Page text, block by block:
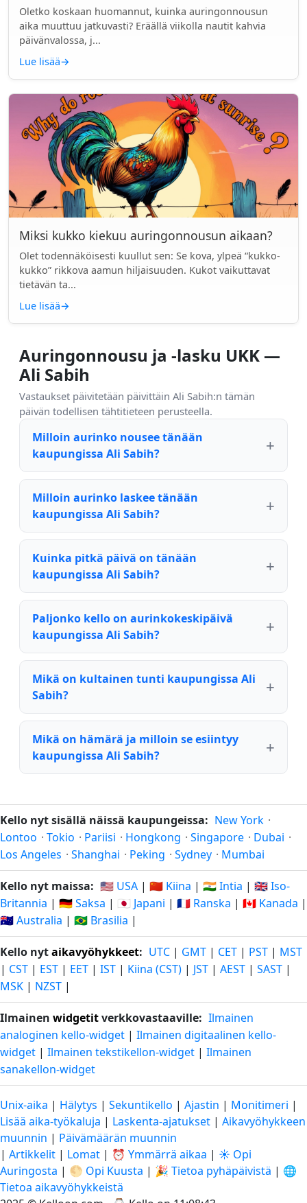
Oletko koskaan huomannut, kuinka auringonnousun
aika muuttuu jatkuvasti? Eräällä viikolla nautit kahvia
päivänvalossa, j...
Lue lisää→
Miksi kukko kiekuu auringonnousun aikaan?
Olet todennäköisesti kuullut sen: Se kova, ylpeä “kukko-
kukko” rikkova aamun hiljaisuuden. Kukot vaikuttavat
tietävän ta...
Lue lisää→
Auringonnousu ja -lasku UKK —
Ali Sabih
Vastaukset päivitetään päivittäin Ali Sabih:n tämän
päivän todellisen tähtitieteen perusteella.
Milloin aurinko nousee tänään
kaupungissa Ali Sabih?
Milloin aurinko laskee tänään
kaupungissa Ali Sabih?
Kuinka pitkä päivä on tänään
kaupungissa Ali Sabih?
Paljonko kello on aurinkokeskipäivä
kaupungissa Ali Sabih?
Mikä on kultainen tunti kaupungissa Ali
Sabih?
Mikä on hämärä ja milloin se esiintyy
kaupungissa Ali Sabih?
Kello nyt sisällä näissä kaupungeissa: New York ·
Lontoo · Tokio · Pariisi · Hongkong · Singapore · Dubai ·
Los Angeles · Shanghai · Peking · Sydney · Mumbai
Kello nyt maissa: 🇺🇸 USA | 🇨🇳 Kiina | 🇮🇳 Intia | 🇬🇧 Iso-
Britannia | 🇩🇪 Saksa | 🇯🇵 Japani | 🇫🇷 Ranska | 🇨🇦 Kanada |
🇦🇺 Australia | 🇧🇷 Brasilia |
Kello nytaikavyöhykkeet: UTC | GMT | CET | PST | MST
| CST | EST | EET | IST | Kiina (CST) | JST | AEST | SAST |
MSK | NZST |
Ilmainen widgetitverkkovastaaville: Ilmainen
analoginen kello-widget | Ilmainen digitaalinen kello-
widget | Ilmainen tekstikellon-widget | Ilmainen
sanakellon-widget
Unix-aika | Hälytys | Sekuntikello | Ajastin | Monitimeri |
Lisää aika-työkaluja | Laskenta-ajatukset | Aikavyöhykkeen
muunnin | Päivämäärän muunnin
| Artikkelit | Lomat | ⏰ Ymmärrä aikaa | ☀️ Opi
Auringosta | 🌕 Opi Kuusta | 🎉 Tietoa pyhäpäivistä | 🌐
Tietoa aikavyöhykkeistä